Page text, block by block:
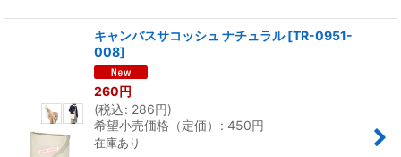
キャンバスサコッシュ ナチュラル [TR-0951-
008]
260円
(税込: 286円)
希望小売価格（定価）
: 450円
在庫あり